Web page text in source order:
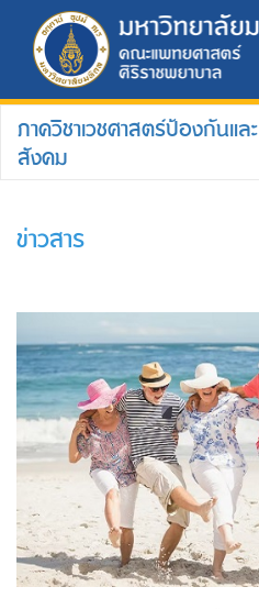
ภาควิชาเวชศาสตร์ป้องกันและ
สังคม
ข่าวสาร